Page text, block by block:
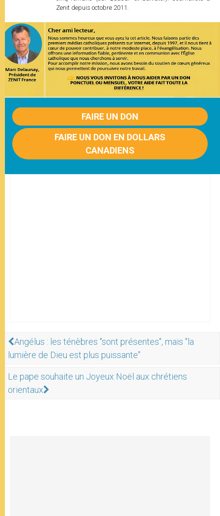
Zenit depuis octobre 2011.
FAIRE UN DON
FAIRE UN DON EN DOLLARS
CANADIENS
Angélus : les ténèbres "sont présentes", mais "la
lumière de Dieu est plus puissante"
Le pape souhaite un Joyeux Noël aux chrétiens
orientaux